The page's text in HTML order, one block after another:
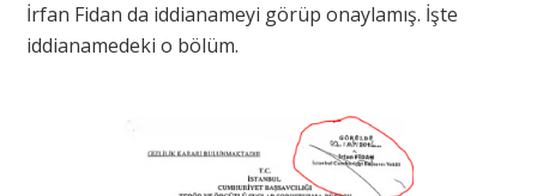
İrfan Fidan da iddianameyi görüp onaylamış. İşte
iddianamedeki o bölüm.